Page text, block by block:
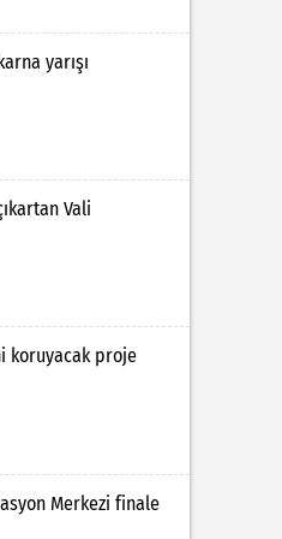
yarışı
Vali
koruyacak proje
Merkezi finale